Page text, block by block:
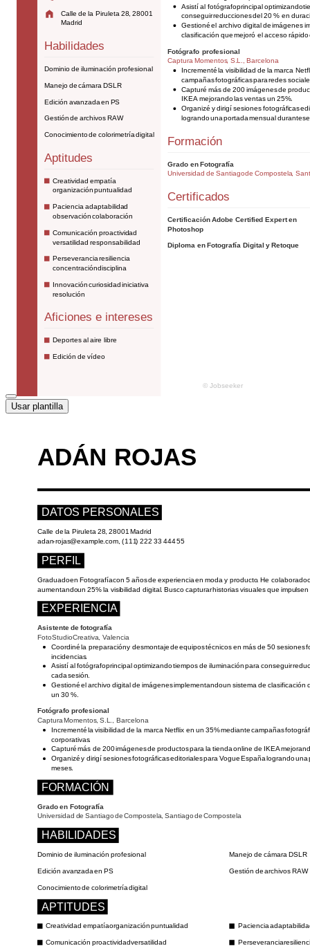
Usar plantilla